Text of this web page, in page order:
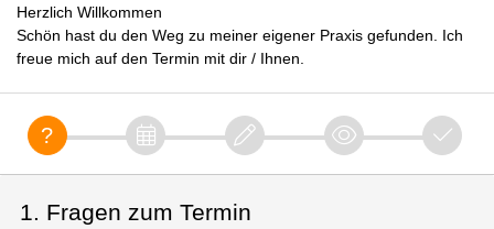
Herzlich Willkommen
Schön hast du den Weg zu meiner eigener Praxis gefunden. Ich
freue mich auf den Termin mit dir / Ihnen.
1. Fragen zum Termin